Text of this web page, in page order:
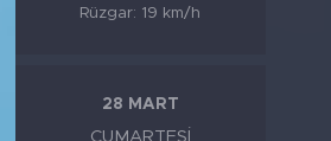
Rüzgar: 19 km/h
28 MART
CUMARTESI